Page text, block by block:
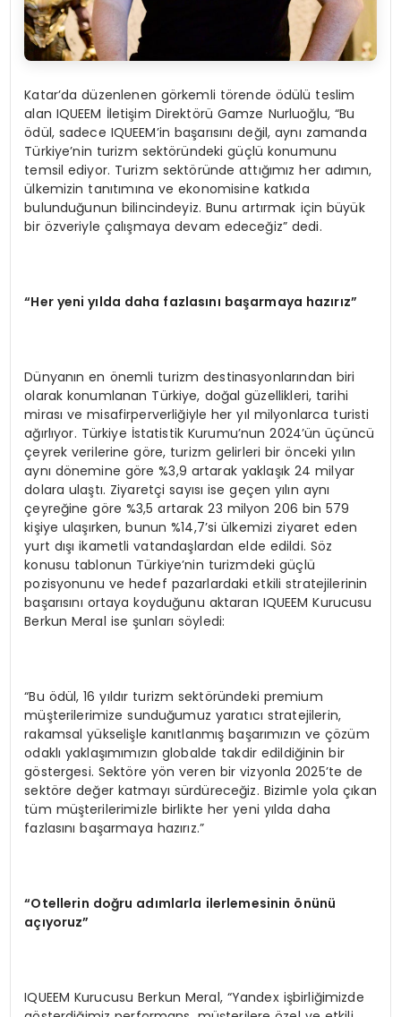
Katar’da düzenlenen görkemli törende ödülü teslim
alan IQUEEM İletişim Direktörü Gamze Nurluoğlu, “Bu
ödül, sadece IQUEEM’in başarısını değil, aynı zamanda
Türkiye’nin turizm sektöründeki güçlü konumunu
temsil ediyor. Turizm sektöründe attığımız her adımın,
ülkemizin tanıtımına ve ekonomisine katkıda
bulunduğunun bilincindeyiz. Bunu artırmak için büyük
bir özveriyle çalışmaya devam edeceğiz” dedi.
“Her yeni yılda daha fazlasını başarmaya hazırız”
Dünyanın en önemli turizm destinasyonlarından biri
olarak konumlanan Türkiye, doğal güzellikleri, tarihi
mirası ve misafirperverliğiyle her yıl milyonlarca turisti
ağırlıyor. Türkiye İstatistik Kurumu’nun 2024’ün üçüncü
çeyrek verilerine göre, turizm gelirleri bir önceki yılın
aynı dönemine göre %3,9 artarak yaklaşık 24 milyar
dolara ulaştı. Ziyaretçi sayısı ise geçen yılın aynı
çeyreğine göre %3,5 artarak 23 milyon 206 bin 579
kişiye ulaşırken, bunun %14,7’si ülkemizi ziyaret eden
yurt dışı ikametli vatandaşlardan elde edildi. Söz
konusu tablonun Türkiye’nin turizmdeki güçlü
pozisyonunu ve hedef pazarlardaki etkili stratejilerinin
başarısını ortaya koyduğunu aktaran IQUEEM Kurucusu
Berkun Meral ise şunları söyledi:
“Bu ödül, 16 yıldır turizm sektöründeki premium
müşterilerimize sunduğumuz yaratıcı stratejilerin,
rakamsal yükselişle kanıtlanmış başarımızın ve çözüm
odaklı yaklaşımımızın globalde takdir edildiğinin bir
göstergesi. Sektöre yön veren bir vizyonla 2025’te de
sektöre değer katmayı sürdüreceğiz. Bizimle yola çıkan
tüm müşterilerimizle birlikte her yeni yılda daha
fazlasını başarmaya hazırız.”
“Otellerin doğru adımlarla ilerlemesinin önünü
açıyoruz”
IQUEEM Kurucusu Berkun Meral, “Yandex işbirliğimizde